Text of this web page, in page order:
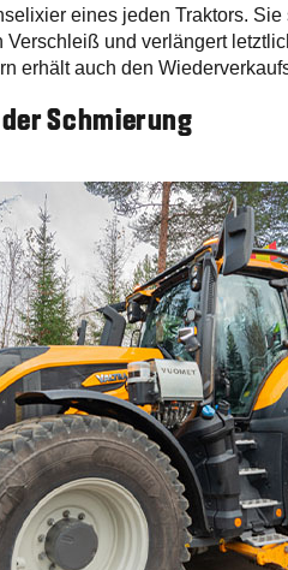
eines jeden Traktors.
und verlängert
erhält auch den
Schmierung